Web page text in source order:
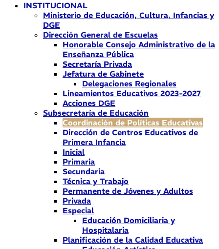
INSTITUCIONAL
Ministerio de Educación, Cultura, Infancias y
DGE
Dirección General de Escuelas
Honorable Consejo Administrativo de la
Enseñanza Pública
Secretaría Privada
Jefatura de Gabinete
Delegaciones Regionales
Lineamientos Educativos 2023-2027
Acciones DGE
Subsecretaría de Educación
Coordinación de Políticas Educativas
Dirección de Centros Educativos de
Primera Infancia
Inicial
Primaria
Secundaria
Técnica y Trabajo
Permanente de Jóvenes y Adultos
Privada
Especial
Educación Domiciliaria y
Hospitalaria
Planificación de la Calidad Educativa